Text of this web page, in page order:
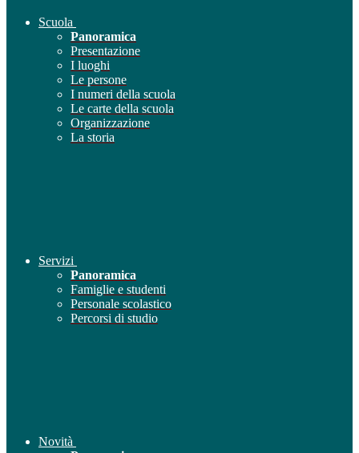
Scuola
Panoramica
Presentazione
I luoghi
Le persone
I numeri della scuola
Le carte della scuola
Organizzazione
La storia
Servizi
Panoramica
Famiglie e studenti
Personale scolastico
Percorsi di studio
Novità